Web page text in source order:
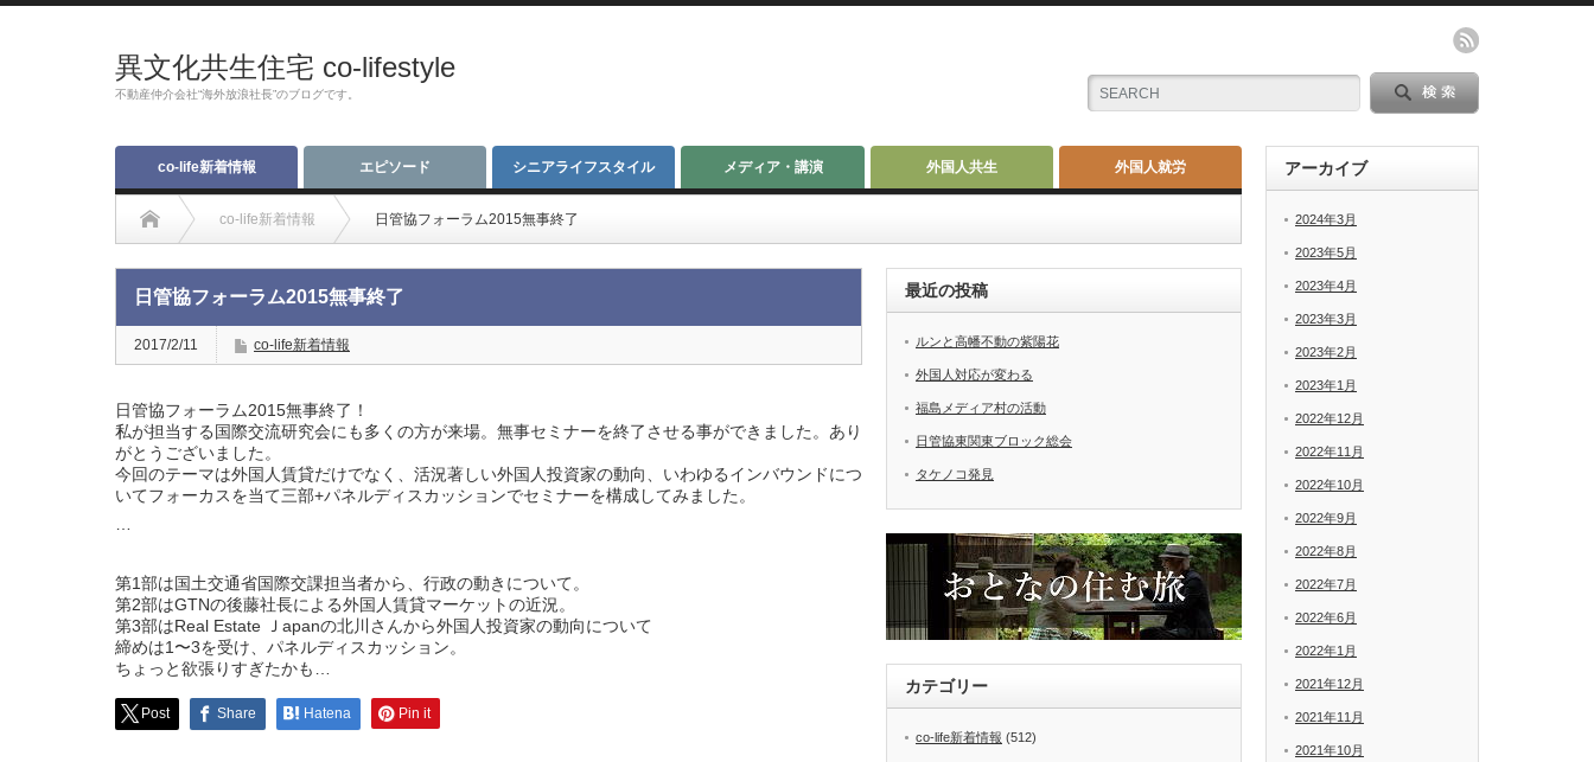
異文化共生住宅 co-lifestyle
不動産仲介会社“海外放浪社長”のブログです。
co-life新着情報 エピソード シニアライフスタイル メディア・講演 外国人共生 外国人就労
co-life新着情報 日管協フォーラム2015無事終了
日管協フォーラム2015無事終了
2017/2/11 co-life新着情報
日管協フォーラム2015無事終了！
私が担当する国際交流研究会にも多くの方が来場。無事セミナーを終了させる事ができました。あり
がとうございました。
今回のテーマは外国人賃貸だけでなく、活況著しい外国人投資家の動向、いわゆるインバウンドにつ
いてフォーカスを当て三部+パネルディスカッションでセミナーを構成してみました。
第1部は国土交通省国際交課担当者から、行政の動きについて。
第2部はGTNの後藤社長による外国人賃貸マーケットの近況。
第3部はReal Estate Ｊapanの北川さんから外国人投資家の動向について
締めは1〜3を受け、パネルディスカッション。
ちょっと欲張りすぎたかも…
Post Share Hatena Pin it
最近の投稿
ルンと高幡不動の紫陽花
外国人対応が変わる
福島メディア村の活動
日管協東関東ブロック総会
タケノコ発見
カテゴリー
co-life新着情報 (512)
アーカイブ
2024年3月
2023年5月
2023年4月
2023年3月
2023年2月
2023年1月
2022年12月
2022年11月
2022年10月
2022年9月
2022年8月
2022年7月
2022年6月
2022年1月
2021年12月
2021年11月
2021年10月